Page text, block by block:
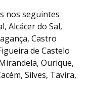
nos seguintes
Alcácer do Sal,
Castro
de Castelo
Ourique,
Silves, Tavira,